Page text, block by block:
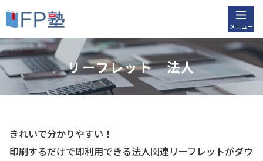
メニュー
リーフレット 法人
きれいで分かりやすい！
印刷するだけで即利用できる法人関連リーフレットがダウ